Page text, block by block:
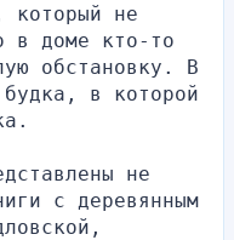
который не
в доме кто-то
обстановку. В
будка, в которой
не
с деревянным